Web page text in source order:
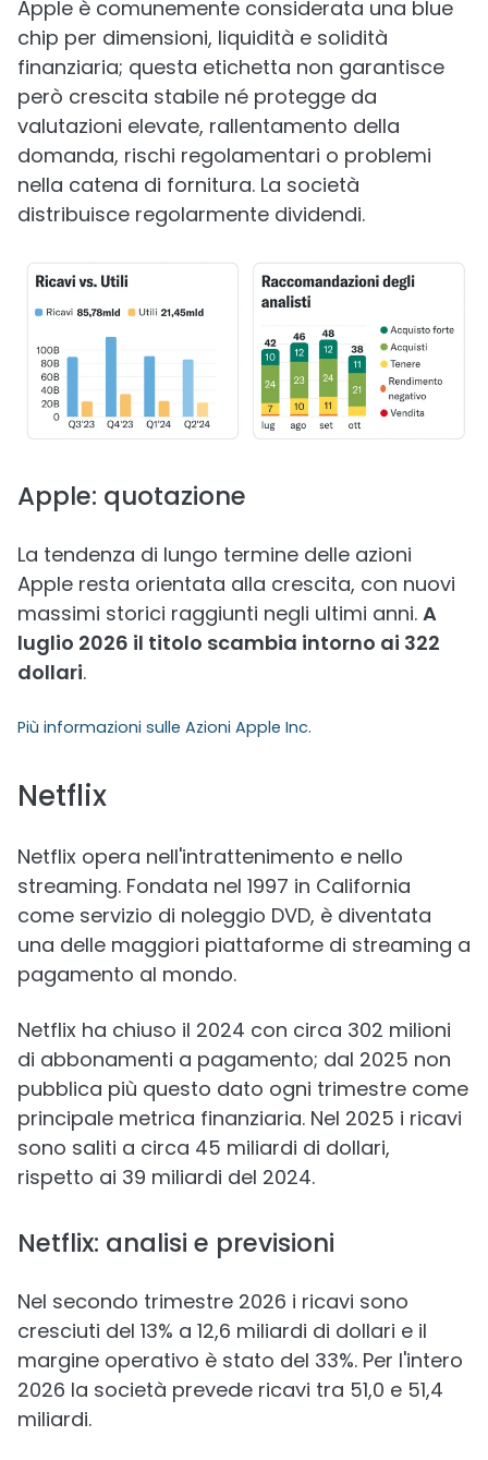
Apple è comunemente considerata una blue
chip per dimensioni, liquidità e solidità
finanziaria; questa etichetta non garantisce
però crescita stabile né protegge da
valutazioni elevate, rallentamento della
domanda, rischi regolamentari o problemi
nella catena di fornitura. La società
distribuisce regolarmente dividendi.
Apple: quotazione
La tendenza di lungo termine delle azioni
Apple resta orientata alla crescita, con nuovi
massimi storici raggiunti negli ultimi anni. A
luglio 2026 il titolo scambia intorno ai 322
dollari.
Più informazioni sulle Azioni Apple Inc.
Netflix
Netflix opera nell'intrattenimento e nello
streaming. Fondata nel 1997 in California
come servizio di noleggio DVD, è diventata
una delle maggiori piattaforme di streaming a
pagamento al mondo.
Netflix ha chiuso il 2024 con circa 302 milioni
di abbonamenti a pagamento; dal 2025 non
pubblica più questo dato ogni trimestre come
principale metrica finanziaria. Nel 2025 i ricavi
sono saliti a circa 45 miliardi di dollari,
rispetto ai 39 miliardi del 2024.
Netflix: analisi e previsioni
Nel secondo trimestre 2026 i ricavi sono
cresciuti del 13% a 12,6 miliardi di dollari e il
margine operativo è stato del 33%. Per l'intero
2026 la società prevede ricavi tra 51,0 e 51,4
miliardi.